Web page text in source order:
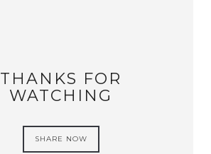
THANKS FOR
WATCHING
SHARE NOW